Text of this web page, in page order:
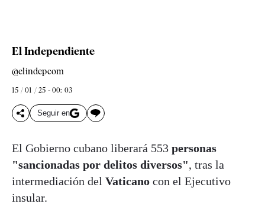
El Independiente
@elindepcom
15 / 01 / 25 - 00: 03
Seguir en
El Gobierno cubano liberará 553 personas
"sancionadas por delitos diversos", tras la
intermediación del Vaticano con el Ejecutivo
insular.